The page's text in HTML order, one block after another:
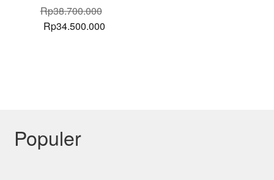
Rp38.700.000
Original
Rp34.500.000Current
Populer